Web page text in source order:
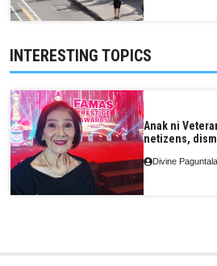
INTERESTING TOPICS
Anak ni
netizens,
Divine